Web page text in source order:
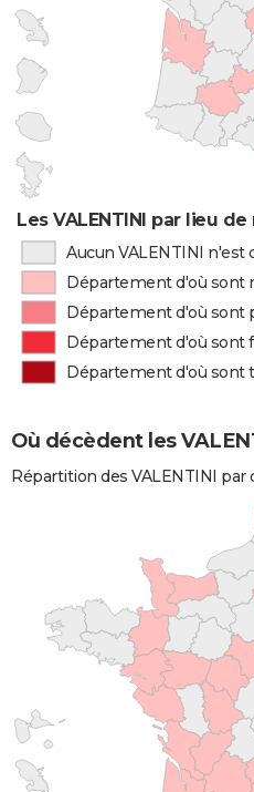
Les VALENTINI par lieu de
Aucun VALENTINI
Département d'où sont
Département d'où sont
Département d'où sont
Département d'où sont
Où décèdent les
Répartition des VALENTINI